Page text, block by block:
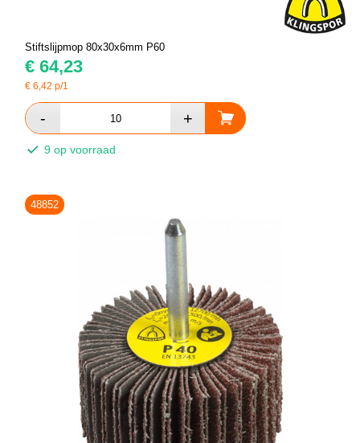
Stiftslijpmop 80x30x6mm P60
€ 64,23
€6,42 p/1
9 op voorraad
48852